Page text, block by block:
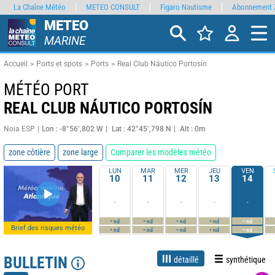
METEO
MARINE
Accueil Ports et spots Ports Real Club Náutico Portosín
MÉTÉO PORT
REAL CLUB NÁUTICO PORTOSÍN
Noia ESP Lon : -8°56’,802 W Lat : 42°45’,798 N Alt : 0m
zone côtière zone large Comparer les modèles météo
Brief des risques météo
LUN
10
-
-nd
-nd
MAR
11
-
-nd
-nd
MER
12
-
-nd
-nd
JEU
13
-
-nd
-nd
VEN
14
-
-nd
-nd
BULLETIN détaillé synthétique
La Chaîne Météo METEO CONSULT Figaro Nautisme Abonnement